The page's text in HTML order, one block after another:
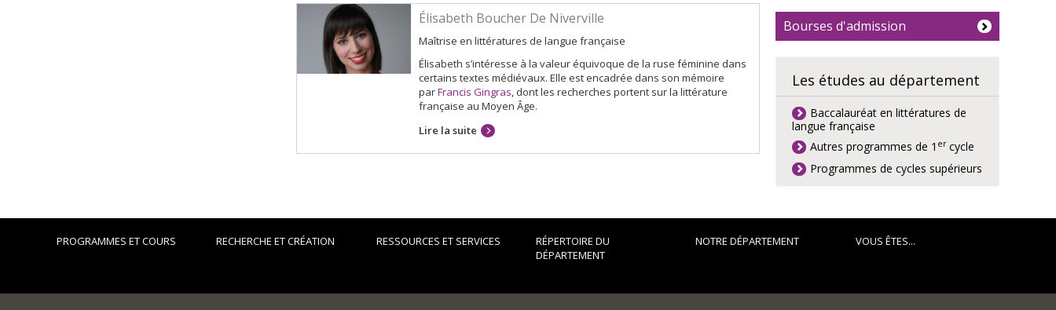
Élisabeth Boucher De Niverville
Maîtrise en littératures de langue française
Élisabeth s’intéresse à la valeur équivoque de la ruse féminine dans
certains textes médiévaux. Elle est encadrée dans son mémoire
parFrancis Gingras, dont les recherches portent sur la littérature
française au Moyen Âge.
Lire la suite
Bourses d'admission
Les études au département
Baccalauréat en littératures de
langue française
Autres programmes de 1 ercycle
Programmes de cycles supérieurs
PROGRAMMES ET COURS RECHERCHE ET CRÉATION RESSOURCES ET SERVICES
RÉPERTOIRE DU
DÉPARTEMENT
NOTRE DÉPARTEMENT VOUS ÊTES...